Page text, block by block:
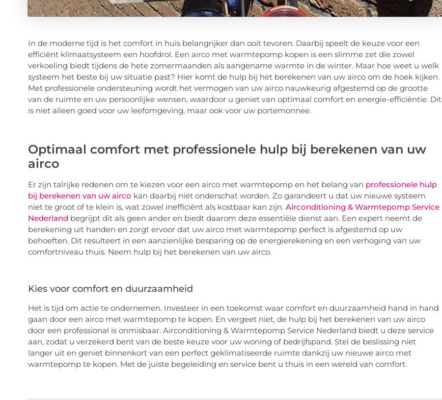
In de moderne tijd is het comfort in huis belangrijker dan ooit tevoren. Daarbij speelt de keuze voor een
efficiënt klimaatsysteem een hoofdrol. Een airco met warmtepomp kopen is een slimme zet die zowel
verkoeling biedt tijdens de hete zomermaanden als aangename warmte in de winter. Maar hoe weet u welk
systeem het beste bij uw situatie past? Hier komt de hulp bij het berekenen van uw airco om de hoek kijken.
Met professionele ondersteuning wordt het vermogen van uw airco nauwkeurig afgestemd op de grootte
van de ruimte en uw persoonlijke wensen, waardoor u geniet van optimaal comfort en energie-efficiëntie. Dit
is niet alleen goed voor uw leefomgeving, maar ook voor uw portemonnee.
Optimaal comfort met professionele hulp bij berekenen van uw
airco
Er zijn talrijke redenen om te kiezen voor een airco met warmtepomp en het belang van professionele hulp
bij berekenen van uw airco kan daarbij niet onderschat worden. Zo garandeert u dat uw nieuwe systeem
niet te groot of te klein is, wat zowel inefficiënt als kostbaar kan zijn. Airconditioning & Warmtepomp Service
Nederland begrijpt dit als geen ander en biedt daarom deze essentiële dienst aan. Een expert neemt de
berekening uit handen en zorgt ervoor dat uw airco met warmtepomp perfect is afgestemd op uw
behoeften. Dit resulteert in een aanzienlijke besparing op de energierekening en een verhoging van uw
comfortniveau thuis. Neem hulp bij het berekenen van uw airco.
Kies voor comfort en duurzaamheid
Het is tijd om actie te ondernemen. Investeer in een toekomst waar comfort en duurzaamheid hand in hand
gaan door een airco met warmtepomp te kopen. En vergeet niet, de hulp bij het berekenen van uw airco
door een professional is onmisbaar. Airconditioning & Warmtepomp Service Nederland biedt u deze service
aan, zodat u verzekerd bent van de beste keuze voor uw woning of bedrijfspand. Stel de beslissing niet
langer uit en geniet binnenkort van een perfect geklimatiseerde ruimte dankzij uw nieuwe airco met
warmtepomp te kopen. Met de juiste begeleiding en service bent u thuis in een wereld van comfort.